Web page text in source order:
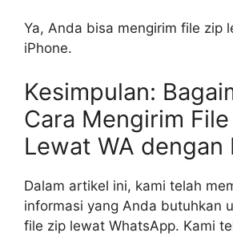
Ya, Anda bisa mengirim file zip
iPhone.
Kesimpulan:
Cara Mengirim
Lewat WA dengan
Dalam artikel ini, kami telah
informasi yang Anda butuhkan
file zip lewat WhatsApp. Kami